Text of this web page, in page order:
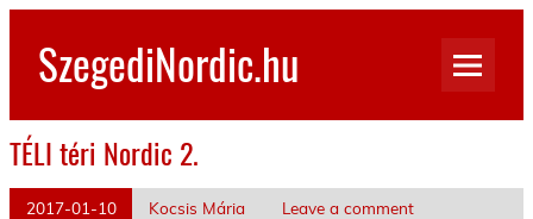
Skip
contentSzegediNordic.hu
TÉLI téri Nordic 2.
2017-01-10 Kocsis Mária Leave a comment